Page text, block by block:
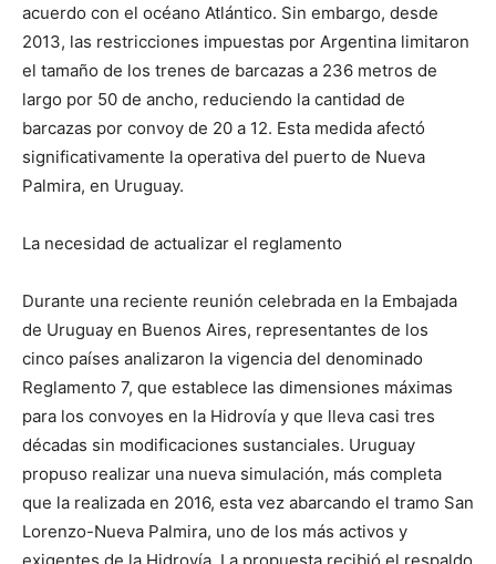
acuerdo con el océano Atlántico. Sin embargo, desde
2013, las restricciones impuestas por Argentina limitaron
el tamaño de los trenes de barcazas a 236 metros de
largo por 50 de ancho, reduciendo la cantidad de
barcazas por convoy de 20 a 12. Esta medida afectó
significativamente la operativa del puerto de Nueva
Palmira, en Uruguay.
La necesidad de actualizar el reglamento
Durante una reciente reunión celebrada en la Embajada
de Uruguay en Buenos Aires, representantes de los
cinco países analizaron la vigencia del denominado
Reglamento 7, que establece las dimensiones máximas
para los convoyes en la Hidrovía y que lleva casi tres
décadas sin modificaciones sustanciales. Uruguay
propuso realizar una nueva simulación, más completa
que la realizada en 2016, esta vez abarcando el tramo San
Lorenzo-Nueva Palmira, uno de los más activos y